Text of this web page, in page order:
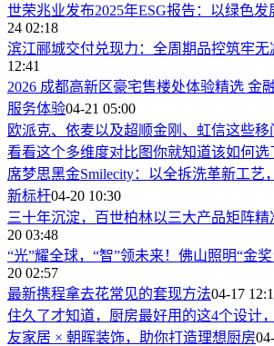
世荣兆业发布2025年ESG报告：以绿色发
24 02:18
滨江郦城交付兑现力：全周期品控筑牢无
12:41
2026 成都高新区豪宅售楼处体验精选 金
服务体验04-21 05:00
欧派克、依麦以及超顺金刚、虹信这些移
看看这个多维度对比图你就知道该如何选
席梦思黑金Smilecity：以全拆洗革新工艺
新标杆04-20 10:30
三十年沉淀，百世柏林以三大产品矩阵
20 03:48
“光”耀全球，“智”领未来！佛山照明“金
20 02:57
最新携程拿去花常见的套现方法04-17
住久了才知道，厨房最好用的这4个设计
友家居 × 朝晖装饰，助你打造理想厨房